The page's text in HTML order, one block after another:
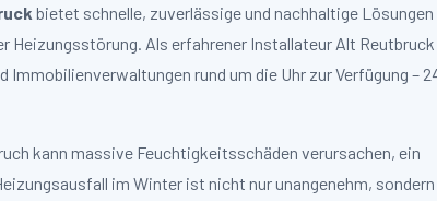
bietet schnelle, zuverlässige und nachhaltige Lösungen
Als erfahrener Installateur Alt Reutbruck
rund um die Uhr zur Verfügung –
kann massive Feuchtigkeitsschäden verursachen, ein
im Winter ist nicht nur unangenehm, sondern